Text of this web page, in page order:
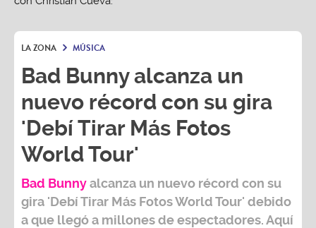
LA ZONA MÚSICA
Bad Bunny alcanza un
nuevo récord con su gira
'Debí Tirar Más Fotos
World Tour'
Bad Bunnyalcanza un nuevo récord con su
gira 'Debí Tirar Más Fotos World Tour' debido
a que llegó a millones de espectadores. Aquí